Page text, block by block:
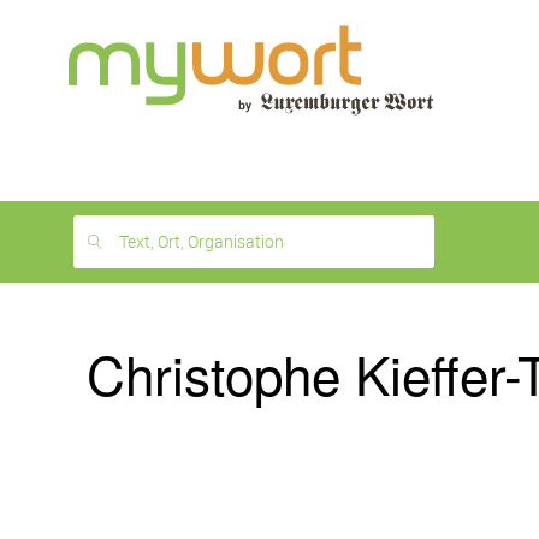
month
free
Text, Ort, Organisation
Christophe Kieffer-